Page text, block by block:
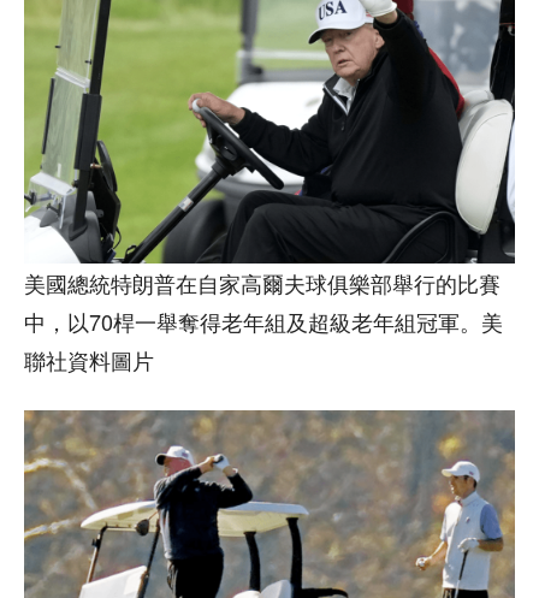
美國總統特朗普在自家高爾夫球俱樂部舉行的比賽
中，以70桿一舉奪得老年組及超級老年組冠軍。美
聯社資料圖片